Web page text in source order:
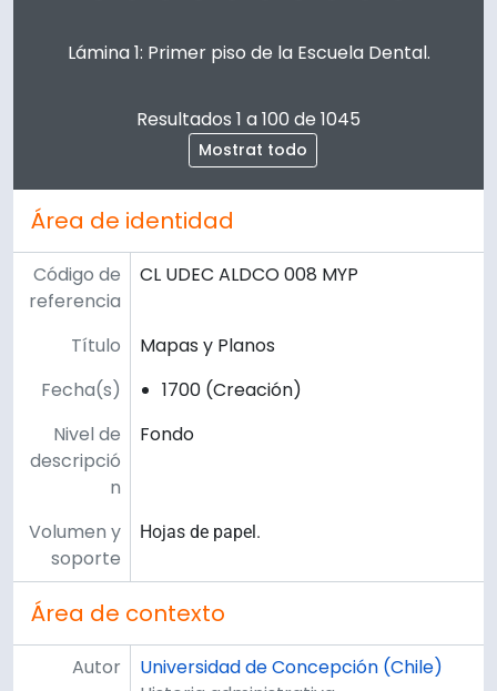
Lámina 1: Primer piso de la Escuela Dental.
Resultados 1 a 100 de 1045
Mostrat todo
Área de identidad
Código de
referencia
CL UDEC ALDCO 008 MYP
Título
Mapas y Planos
Fecha(s)
1700 (Creación)
Nivel de
descripció
n
Fondo
Volumen y
soporte
Hojas de papel.
Área de contexto
Autor
Universidad de Concepción (Chile)